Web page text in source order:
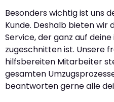
Besonders wichtig ist uns
Kunde. Deshalb bieten wir
Service, der ganz auf
zugeschnitten ist. Unsere
hilfsbereiten Mitarbeiter
gesamten
beantworten gerne alle